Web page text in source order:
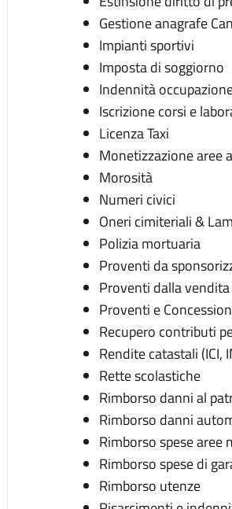
Gestione anagrafe
Impianti sportivi
Imposta di soggiorno
Indennità
Iscrizione corsi e
Licenza Taxi
Monetizzazione aree
Morosità
Numeri civici
Oneri cimiteriali &
Polizia mortuaria
Proventi da
Proventi dalla
Proventi e
Recupero contributi
Rendite catastali (ICI,
Rette scolastiche
Rimborso danni al
Rimborso danni
Rimborso spese aree
Rimborso spese di
Rimborso utenze